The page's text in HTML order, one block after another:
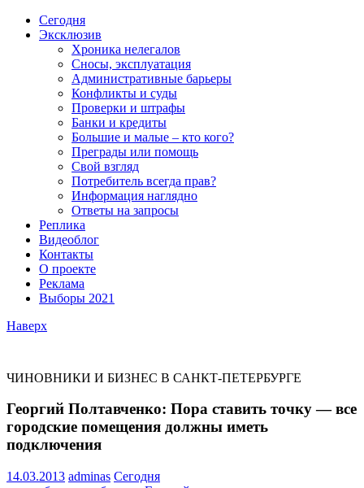
Сегодня
Эксклюзив
Хроника нелегалов
Сносы, эксплуатация
Административные барьеры
Конфликты и суды
Проверки и штрафы
Банки и кредиты
Большие и малые – кто кого?
Преграды или помощь
Свой взгляд
Потребитель всегда прав?
Информация наглядно
Ответы на запросы
Реплика
Видеоблог
Контакты
О проекте
Реклама
Выборы 2021
Наверх
ЧИНОВНИКИ И БИЗНЕС В САНКТ-ПЕТЕРБУРГЕ
Георгий Полтавченко: Пора ставить точку — все
городские помещения должны иметь
подключения
14.03.2013 adminas Сегодня